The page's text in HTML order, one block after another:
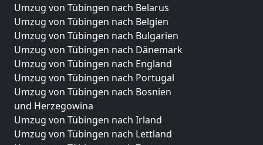
Umzug von Tübingen nach Belarus
Umzug von Tübingen nach Belgien
Umzug von Tübingen nach Bulgarien
Umzug von Tübingen nach Dänemark
Umzug von Tübingen nach England
Umzug von Tübingen nach Portugal
Umzug von Tübingen nach Bosnien
und Herzegowina
Umzug von Tübingen nach Irland
Umzug von Tübingen nach Lettland